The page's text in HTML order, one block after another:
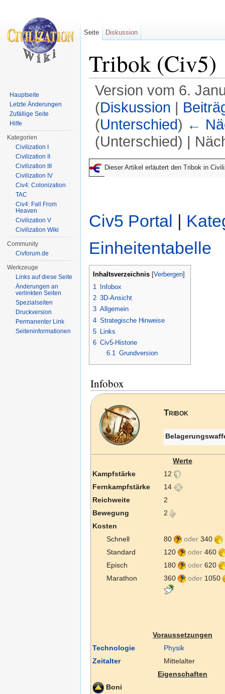
Tribok (Civ5)
Version vom 6.
(Diskussion |
(Unterschied) ←
(Unterschied) |
Dieser Artikel erläutert den Tribok in
Civ5 Portal |
Einheitentabelle
Inhaltsverzeichnis [Verbergen]
1
Infobox
2 3D-Ansicht
3 Allgemein
4 Strategische Hinweise
5
Links
6 Civ5-Historie
6.1 Grundversion
Infobox
Tribok
Werte
Kampfstärke
12
Fernkampfstärke
14
Reichweite
2
Bewegung
2
Kosten
Schnell
80 oder 340
Standard
120 oder 460
Episch
180 oder 620
Marathon
360 oder 1050
Voraussetzungen
Technologie
Physik
Zeitalter
Mittelalter
Eigenschaften
Boni
Seite Diskussion
Hauptseite
Letzte Änderungen
Zufällige Seite
Hilfe
Kategorien
Civilization I
Civilization II
Civilization III
Civilization IV
Civ4: Colonization
TAC
Civ4: Fall From
Heaven
Civilization V
Civilization Wiki
Community
Civforum.de
Werkzeuge
Links auf diese Seite
Änderungen an
verlinkten Seiten
Spezialseiten
Druckversion
Permanenter Link
Seiten­informationen